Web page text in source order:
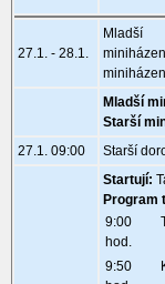
27.1. - 28.1.
Mladší
Mladší
Starší
27.1. 09:00
Starší
Startují:
Program
9:00
hod.
9:50